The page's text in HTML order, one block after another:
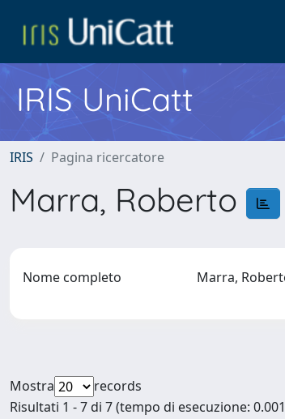
IRIS UniCatt
IRIS Pagina ricercatore
Marra, Roberto
Nome completo Marra,
Mostra
records
Risultati 1 - 7 di 7 (tempo di esecuzione: